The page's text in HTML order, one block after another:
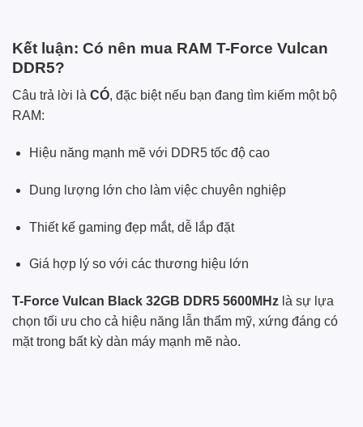
Kết luận: Có nên mua RAM T-Force Vulcan
DDR5?
Câu trả lời là CÓ, đặc biệt nếu bạn đang tìm kiếm một bộ
RAM:
Hiệu năng mạnh mẽ với DDR5 tốc độ cao
Dung lượng lớn cho làm việc chuyên nghiệp
Thiết kế gaming đẹp mắt, dễ lắp đặt
Giá hợp lý so với các thương hiệu lớn
T-Force Vulcan Black 32GB DDR5 5600MHz là sự lựa
chọn tối ưu cho cả hiệu năng lẫn thẩm mỹ, xứng đáng có
mặt trong bất kỳ dàn máy mạnh mẽ nào.